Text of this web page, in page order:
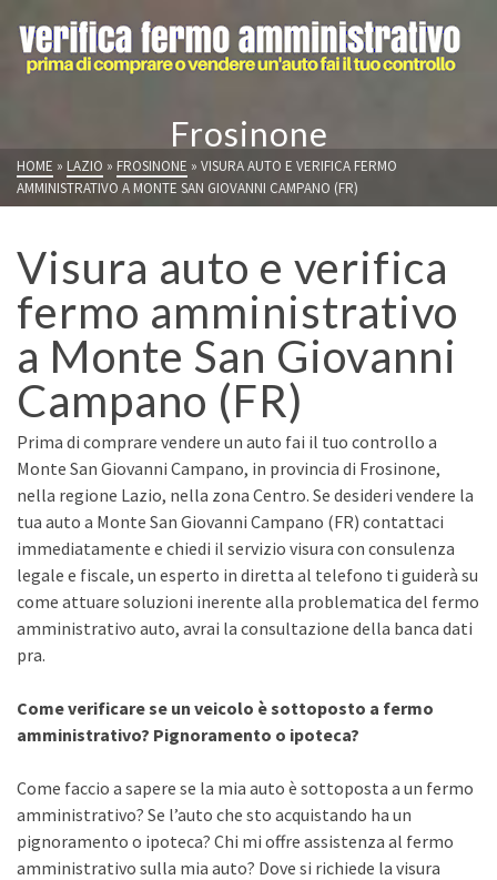
Frosinone
HOME » LAZIO » FROSINONE » VISURA AUTO E VERIFICA FERMO
AMMINISTRATIVO A MONTE SAN GIOVANNI CAMPANO (FR)
Visura auto e verifica
fermo amministrativo
a Monte San Giovanni
Campano (FR)
Prima di comprare vendere un auto fai il tuo controllo a
Monte San Giovanni Campano, in provincia di Frosinone,
nella regione Lazio, nella zona Centro. Se desideri vendere la
tua auto a Monte San Giovanni Campano (FR) contattaci
immediatamente e chiedi il servizio visura con consulenza
legale e fiscale, un esperto in diretta al telefono ti guiderà su
come attuare soluzioni inerente alla problematica del fermo
amministrativo auto, avrai la consultazione della banca dati
pra.
Come verificare se un veicolo è sottoposto a fermo
amministrativo? Pignoramento o ipoteca?
Come faccio a sapere se la mia auto è sottoposta a un fermo
amministrativo? Se l’auto che sto acquistando ha un
pignoramento o ipoteca? Chi mi offre assistenza al fermo
amministrativo sulla mia auto? Dove si richiede la visura